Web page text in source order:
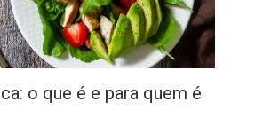
o que é e para quem é